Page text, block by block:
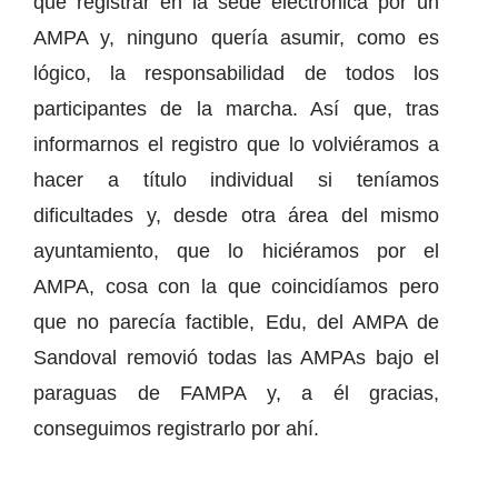
AMPA y, ninguno quería asumir, como es
lógico, la responsabilidad de todos los
participantes de la marcha. Así que, tras
informarnos el registro que lo volviéramos a
hacer a título individual si teníamos
dificultades y, desde otra área del mismo
ayuntamiento, que lo hiciéramos por el
AMPA, cosa con la que coincidíamos pero
que no parecía factible, Edu, del AMPA de
Sandoval removió todas las AMPAs bajo el
paraguas de FAMPA y, a él gracias,
conseguimos registrarlo por ahí.